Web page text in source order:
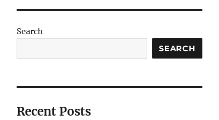
Search
SEARCH
Recent Posts